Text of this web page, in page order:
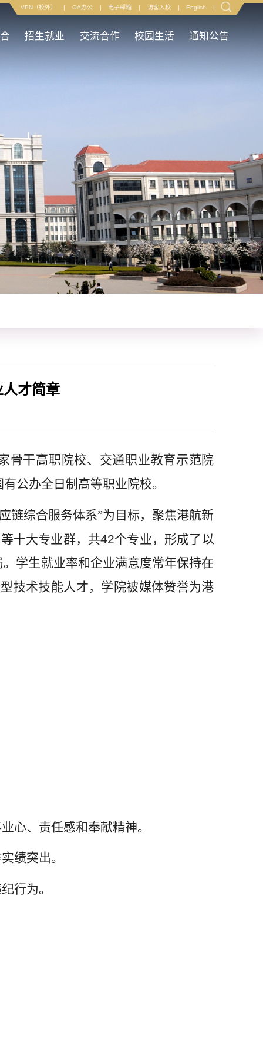
VPN（校外） | OA办公 | 电子邮箱 | 访客入校 | English |
招生就业 交流合作 校园生活 通知公告
才简章
骨干高职院校、交通职业教育示范院
公办全日制高等职业院校。
链综合服务体系”为目标，聚焦港航新
十大专业群，共42个专业，形成了以
学生就业率和企业满意度常年保持在
技术技能人才，学院被媒体赞誉为港
心、责任感和奉献精神。
绩突出。
行为。